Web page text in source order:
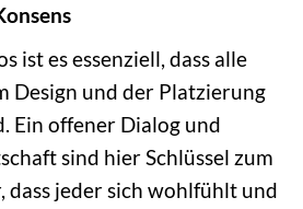
ist es essenziell, dass alle
Design und der Platzierung
Ein offener Dialog und
sind hier Schlüssel zum
dass jeder sich wohlfühlt und